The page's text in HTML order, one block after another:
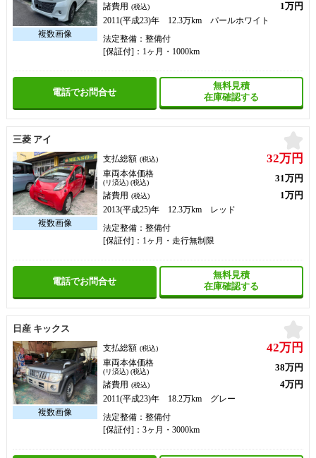
諸費用 (税込) 1万円
2011(平成23)年 12.3万km パールホワイト
法定整備：整備付
[保証付]：1ヶ月・1000km
電話でお問合せ
無料見積
在庫確認する
三菱 アイ
支払総額 (税込) 32万円
車両本体価格
(リ済込) (税込) 31万円
諸費用 (税込) 1万円
2013(平成25)年 12.3万km レッド
法定整備：整備付
[保証付]：1ヶ月・走行無制限
電話でお問合せ
無料見積
在庫確認する
日産 キックス
支払総額 (税込) 42万円
車両本体価格
(リ済込) (税込) 38万円
諸費用 (税込) 4万円
2011(平成23)年 18.2万km グレー
法定整備：整備付
[保証付]：3ヶ月・3000km